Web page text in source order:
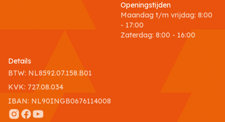
Openingstijden
Maandag t/m vrijdag: 8:00
- 17:00
Zaterdag: 8:00 - 16:00
Details
BTW: NL8592.07.158.B01
KVK: 727.08.034
IBAN: NL90INGB0676114008